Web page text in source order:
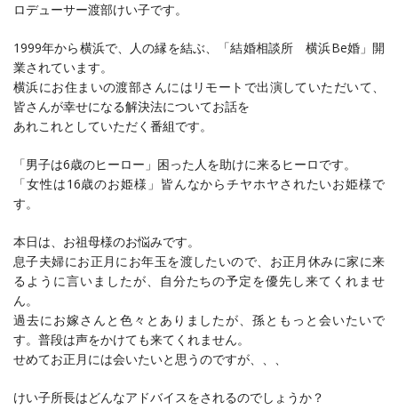
ロデューサー渡部けい子です。
1999年から横浜で、人の縁を結ぶ、「結婚相談所 横浜Be婚」開
業されています。
横浜にお住まいの渡部さんにはリモートで出演していただいて、
皆さんが幸せになる解決法についてお話を
あれこれとしていただく番組です。
「男子は6歳のヒーロー」困った人を助けに来るヒーロです。
「女性は16歳のお姫様」皆んなからチヤホヤされたいお姫様で
す。
本日は、お祖母様のお悩みです。
息子夫婦にお正月にお年玉を渡したいので、お正月休みに家に来
るように言いましたが、自分たちの予定を優先し来てくれませ
ん。
過去にお嫁さんと色々とありましたが、孫ともっと会いたいで
す。普段は声をかけても来てくれません。
せめてお正月には会いたいと思うのですが、、、
けい子所長はどんなアドバイスをされるのでしょうか？